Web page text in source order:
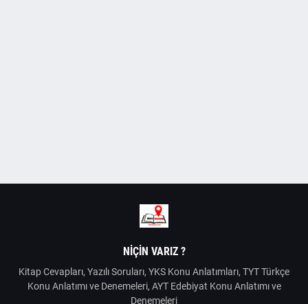
NIÇIN VARIZ ?
Kitap Cevapları, Yazılı Soruları, YKS Konu Anlatımları, TYT Türkçe
Konu Anlatımı ve Denemeleri, AYT Edebiyat Konu Anlatımı ve
Denemeleri